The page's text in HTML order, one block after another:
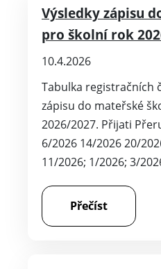
Výsledky zápisu
pro školní rok
10.4.2026
Tabulka registračních
zápisu do mateřské
2026/2027. Přijati
6/2026 14/2026 20/
11/2026; 1/2026; 3/
Přečíst